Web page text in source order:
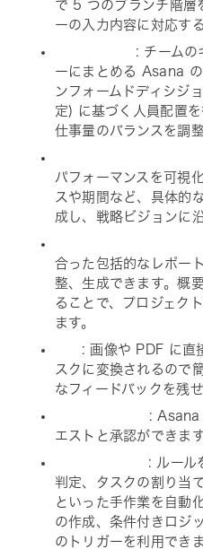
で 5 つのブランチ階層
ーの入力内容に対応す
: チームの
ーにまとめる Asana
ンフォームドディシジ
定) に基づく人員配置
仕事量のバランスを調
パフォーマンスを可視
スや期間など、具体的
成し、戦略ビジョンに
合った包括的なレポー
整、生成できます。概
ることで、プロジェク
ます。
: 画像や PDF に直
スクに変換されるので
なフィードバックを残せ
: Asana
エストと承認ができます
: ルール
判定、タスクの割り当
といった手作業を自動
の作成、条件付きロジ
のトリガーを利用できま